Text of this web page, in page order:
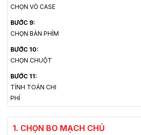
CHỌN VỎ CASE
BƯỚC 9:
CHỌN BÀN PHÍM
BƯỚC 10:
CHỌN CHUỘT
BƯỚC 11:
TÍNH TOÁN CHI
PHÍ
1. CHỌN BO MẠCH CHỦ